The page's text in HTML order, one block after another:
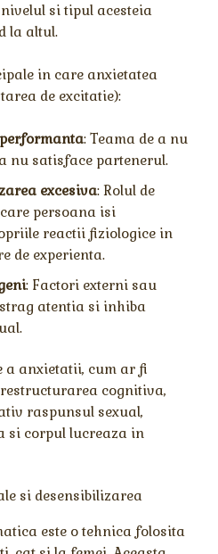
si tipul acesteia
la altul.
in care anxietatea
de excitatie):
: Teama de a nu
a nu satisface partenerul.
excesiva: Rolul de
care persoana isi
reactii fiziologice in
de experienta.
: Factori externi sau
atentia si inhiba
a anxietatii, cum ar fi
cognitiva,
raspunsul sexual,
si corpul lucreaza in
si desensibilizarea
este o tehnica folosita